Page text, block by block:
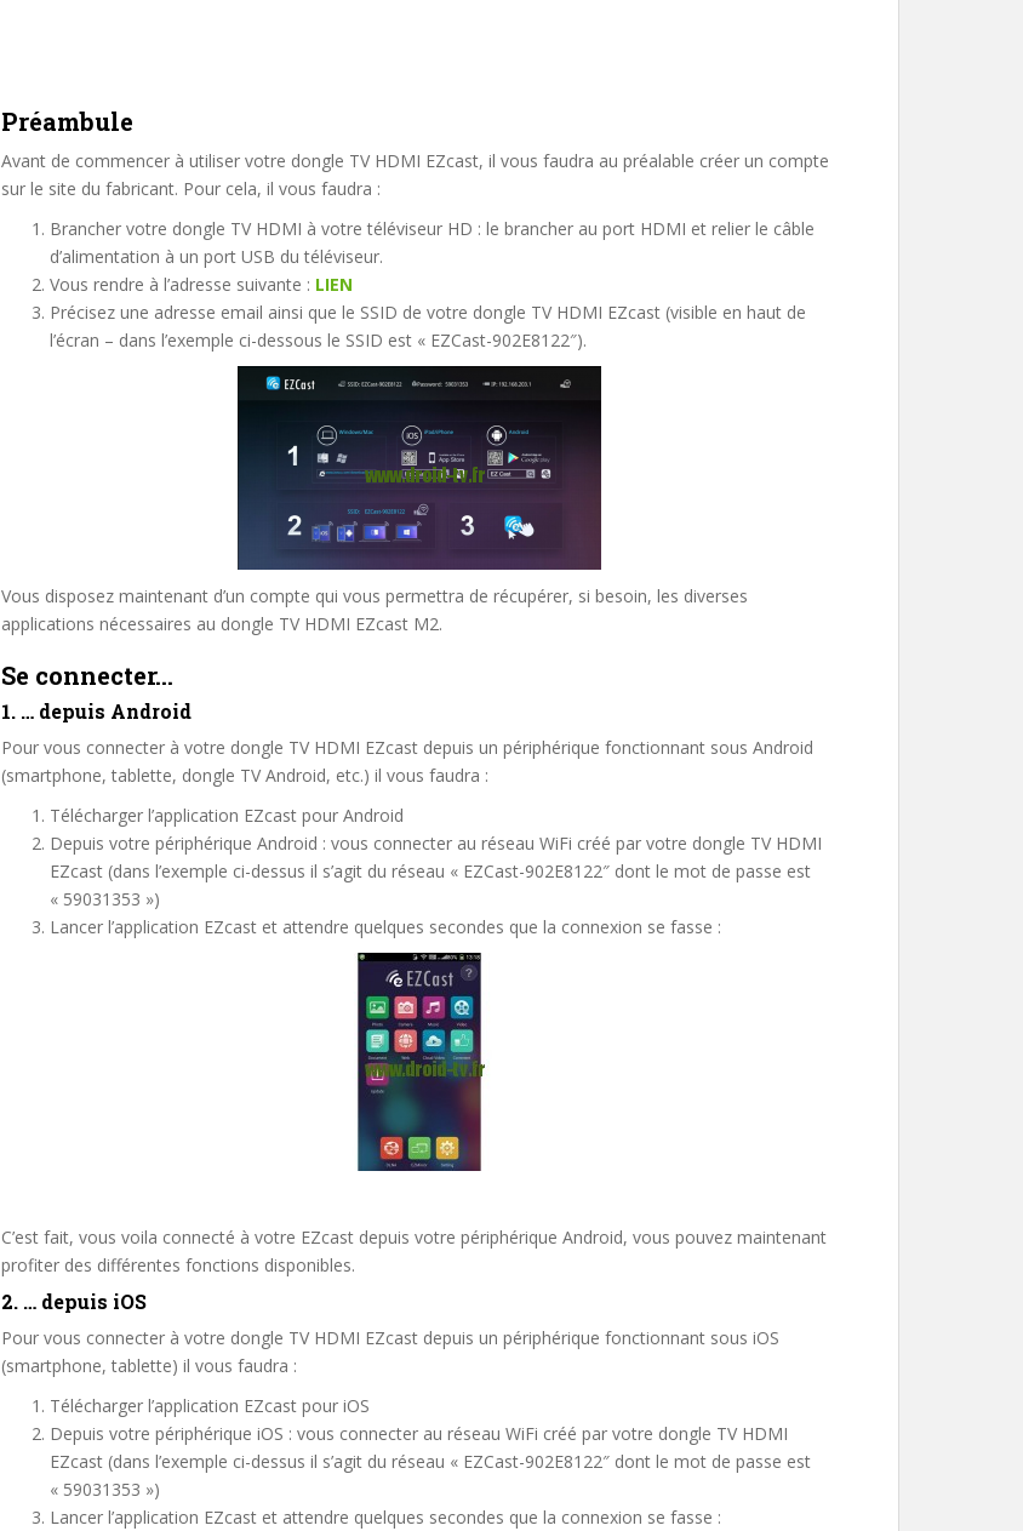
Préambule
Avant de commencer à utiliser votre dongle TV HDMI EZcast, il vous faudra au préalable créer un compte
sur le site du fabricant. Pour cela, il vous faudra :
Brancher votre dongle TV HDMI à votre téléviseur HD : le brancher au port HDMI et relier le câble
d’alimentation à un port USB du téléviseur.
Vous rendre à l’adresse suivante : LIEN
Précisez une adresse email ainsi que le SSID de votre dongle TV HDMI EZcast (visible en haut de
l’écran – dans l’exemple ci-dessous le SSID est « EZCast-902E8122″).
Vous disposez maintenant d’un compte qui vous permettra de récupérer, si besoin, les diverses
applications nécessaires au dongle TV HDMI EZcast M2.
Se connecter…
1. … depuis Android
Pour vous connecter à votre dongle TV HDMI EZcast depuis un périphérique fonctionnant sous Android
(smartphone, tablette, dongle TV Android, etc.) il vous faudra :
Télécharger l’application EZcast pour Android
Depuis votre périphérique Android : vous connecter au réseau WiFi créé par votre dongle TV HDMI
EZcast (dans l’exemple ci-dessus il s’agit du réseau « EZCast-902E8122″ dont le mot de passe est
« 59031353 »)
Lancer l’application EZcast et attendre quelques secondes que la connexion se fasse :
C’est fait, vous voila connecté à votre EZcast depuis votre périphérique Android, vous pouvez maintenant
profiter des différentes fonctions disponibles.
2. … depuis iOS
Pour vous connecter à votre dongle TV HDMI EZcast depuis un périphérique fonctionnant sous iOS
(smartphone, tablette) il vous faudra :
Télécharger l’application EZcast pour iOS
Depuis votre périphérique iOS : vous connecter au réseau WiFi créé par votre dongle TV HDMI
EZcast (dans l’exemple ci-dessus il s’agit du réseau « EZCast-902E8122″ dont le mot de passe est
« 59031353 »)
Lancer l’application EZcast et attendre quelques secondes que la connexion se fasse :